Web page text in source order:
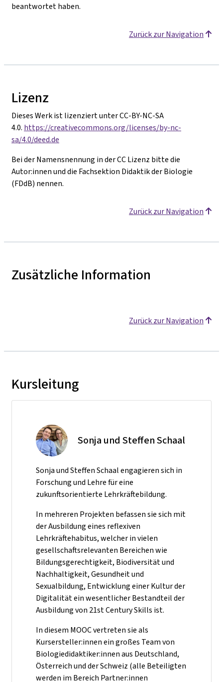
beantwortet haben.
Zurück zur Navigation
Lizenz
Dieses Werk ist lizenziert unter CC-BY-NC-SA
4.0. https://creativecommons.org/licenses/by-nc-
sa/4.0/deed.de
Bei der Namensnennung in der CC Lizenz bitte die
Autor:innen und die Fachsektion Didaktik der Biologie
(FDdB) nennen.
Zurück zur Navigation
Zusätzliche Information
Zurück zur Navigation
Kursleitung
Sonja und Steffen Schaal
Sonja und Steffen Schaal engagieren sich in
Forschung und Lehre für eine
zukunftsorientierte Lehrkräftebildung.
In mehreren Projekten befassen sie sich mit
der Ausbildung eines reflexiven
Lehrkräftehabitus, welcher in vielen
gesellschaftsrelevanten Bereichen wie
Bildungsgerechtigkeit, Biodiversität und
Nachhaltigkeit, Gesundheit und
Sexualbildung, Entwicklung einer Kultur der
Digitalität ein wesentlicher Bestandteil der
Ausbildung von 21st Century Skills ist.
In diesem MOOC vertreten sie als
Kursersteller:innen ein großes Team von
Biologiedidaktiker:innen aus Deutschland,
Österreich und der Schweiz (alle Beteiligten
werden im Bereich Partner:innen